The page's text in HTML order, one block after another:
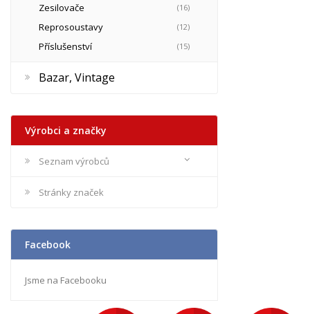
Zesilovače (16)
Reprosoustavy (12)
Příslušenství (15)
Bazar, Vintage
Výrobci a značky
Seznam výrobců
Stránky značek
Facebook
Jsme na Facebooku